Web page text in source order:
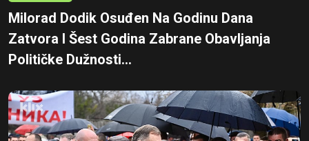
Milorad Dodik Osuđen Na Godinu Dana
Zatvora I Šest Godina Zabrane Obavljanja
Političke Dužnosti...